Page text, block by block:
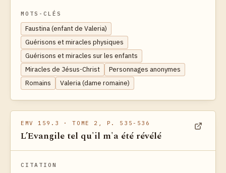
MOTS-CLÉS
Faustina (enfant de Valeria)
Guérisons et miracles physiques
Guérisons et miracles sur les enfants
Miracles de Jésus-Christ
Personnages anonymes
Romains
Valeria (dame romaine)
EMV 159.3 · TOME 2, P. 535-536
L’Evangile tel qu'il m'a été révélé
CITATION